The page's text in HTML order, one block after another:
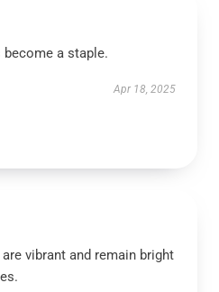
a staple.
Apr 18, 2025
vibrant and remain bright